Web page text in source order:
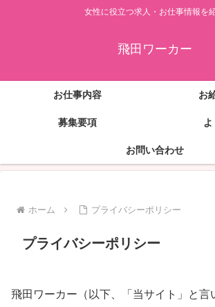
女性に役立つ求人・お仕事情報を
飛田ワーカー
お仕事内容 お
募集要項
お問い合わせ
ホーム プライバシーポリシー
プライバシーポリシー
飛田ワーカー（以下、「当サイト」と言